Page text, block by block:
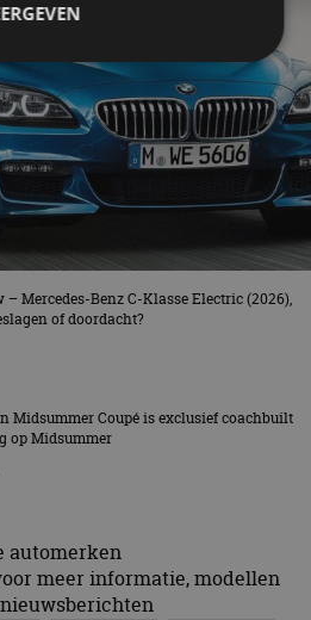
– Mercedes-Benz C-Klasse Electric (2026),
of doordacht?
Midsummer Coupé is exclusief coachbuilt
op Midsummer
automerken
meer informatie, modellen
Prestatie
Targeting
Niet-geclassificeerd
maken de
van de website mogelijk, zoals
en accountbeheer. De
worden gebruikt zonder de
Aanbieder/
Domein
Vervaldatum
te
het